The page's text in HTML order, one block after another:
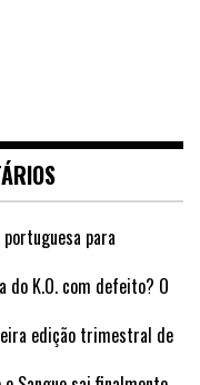
para
do K.O. com defeito? O
edição trimestral de